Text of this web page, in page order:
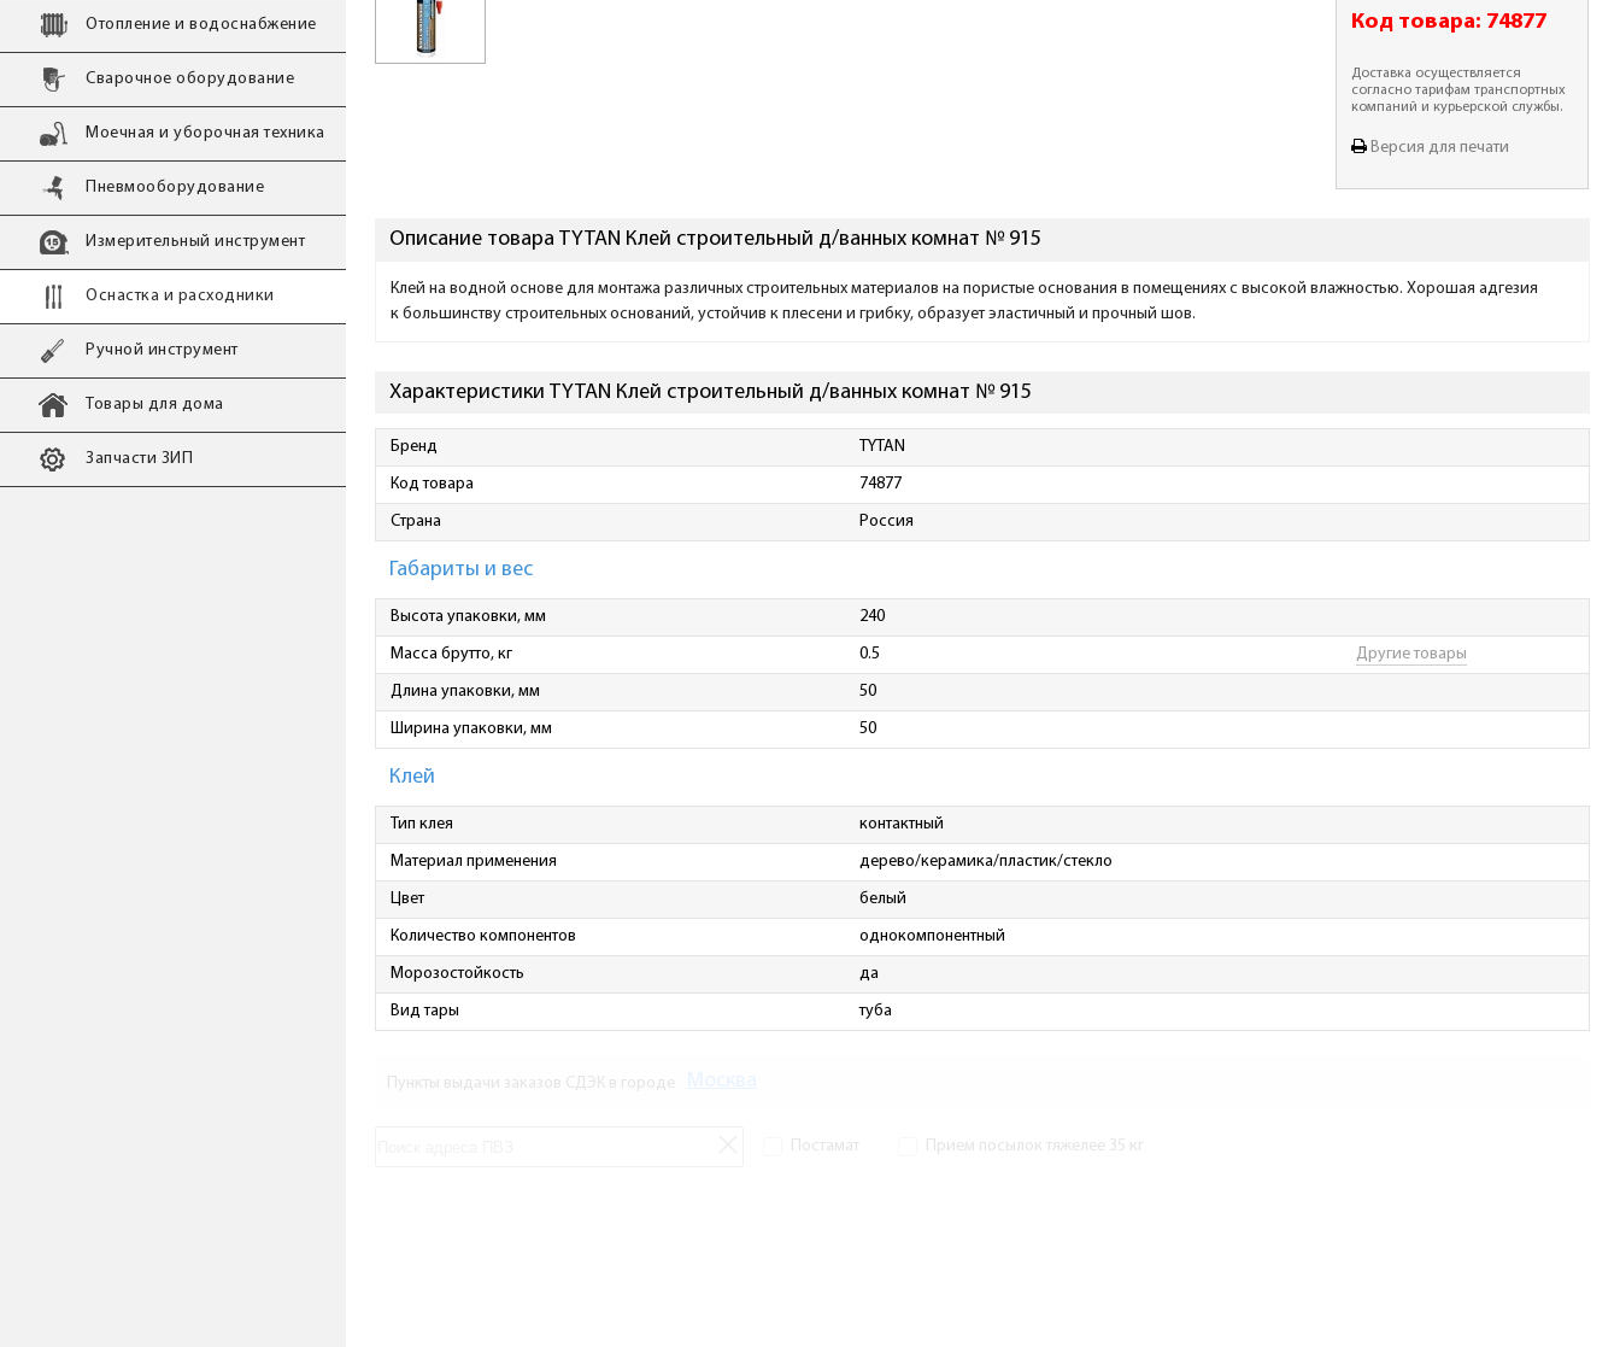
Отопление и водоснабжение
Сварочное оборудование
Моечная и уборочная техника
Пневмооборудование
Измерительный инструмент
Оснастка и расходники
Ручной инструмент
Товары для дома
Запчасти ЗИП
Код товара: 74877
Доставка осуществляется
согласно тарифам транспортных
компаний и курьерской службы.
Версия для печати
Описание товара TYTAN Клей строительный д/ванных комнат № 915
Клей на водной основе для монтажа различных строительных материалов на пористые основания в помещениях с высокой влажностью. Хорошая адгезия
к большинству строительных оснований, устойчив к плесени и грибку, образует эластичный и прочный шов.
Характеристики TYTAN Клей строительный д/ванных комнат № 915
Бренд TYTAN
Код товара 74877
Страна Россия
Габариты и вес
Высота упаковки, мм 240
Масса брутто, кг 0.5 Другие товары
Длина упаковки, мм 50
Ширина упаковки, мм 50
Клей
Тип клея контактный
Материал применения дерево/керамика/пластик/стекло
Цвет белый
Количество компонентов однокомпонентный
Морозостойкость да
Вид тары туба
Пункты выдачи заказов СДЭК в городе
Постамат Прием посылок тяжелее 35 кг